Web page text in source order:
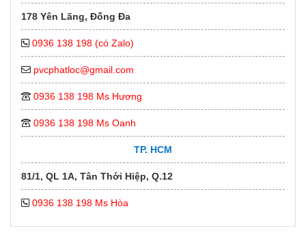
178 Yên Lãng, Đống Đa
0936 138 198 (có Zalo)
pvcphatloc@gmail.com
0936 138 198 Ms Hương
0936 138 198 Ms Oanh
TP. HCM
81/1, QL 1A, Tân Thới Hiệp, Q.12
0936 138 198 Ms Hòa